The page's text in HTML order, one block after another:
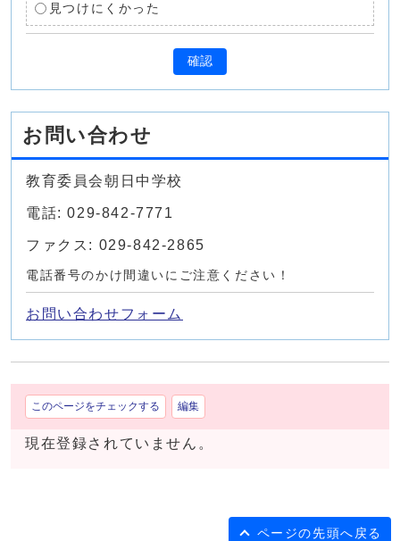
見つけにくかった
確認
お問い合わせ
教育委員会朝日中学校
電話: 029-842-7771
ファクス: 029-842-2865
電話番号のかけ間違いにご注意ください！
お問い合わせフォーム
このページをチェックする 編集
現在登録されていません。
ページの先頭へ戻る